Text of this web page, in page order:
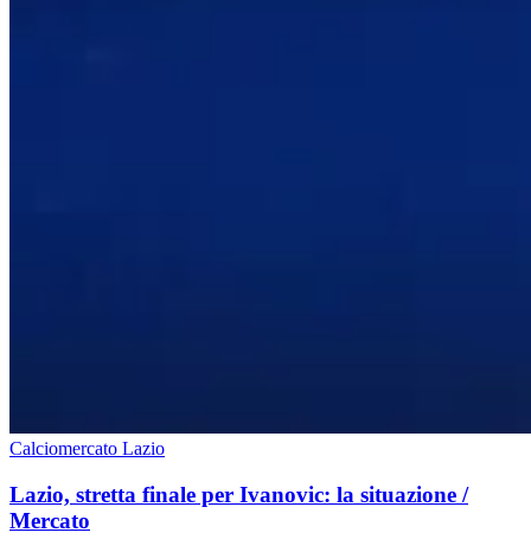
Calciomercato Lazio
Lazio, stretta finale per Ivanovic: la situazione /
Mercato